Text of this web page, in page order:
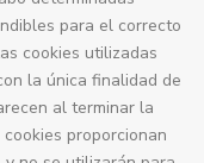
para el correcto
cookies utilizadas
la única finalidad de
al terminar la
proporcionan